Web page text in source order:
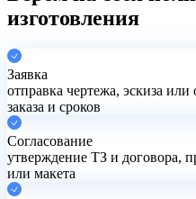
изготовления
Заявка
отправка чертежа, эскиза
заказа и сроков
Согласование
утверждение ТЗ и договора,
или макета